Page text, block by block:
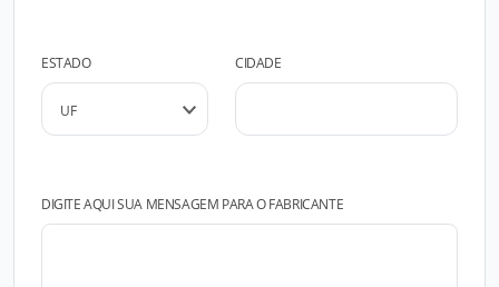
ESTADO CIDADE
DIGITE AQUI SUA MENSAGEM PARA O FABRICANTE